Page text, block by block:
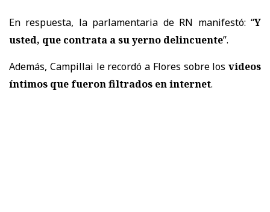
En respuesta, la parlamentaria de RN manifestó: “Y
usted, que contrata a su yerno delincuente”.
Además, Campillai le recordó a Flores sobre los videos
íntimos que fueron filtrados en internet.